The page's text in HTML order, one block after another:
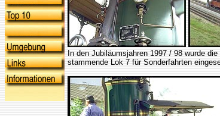
In den Jubiläumsjahren 1997 / 98 wurde
stammende Lok 7 für Sonderfahrten